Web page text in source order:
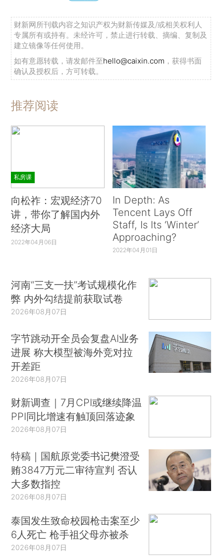
财新网所刊载内容之知识产权为财新传媒及/或相关权利人
专属所有或持有。未经许可，禁止进行转载、摘编、复制及
建立镜像等任何使用。
如有意愿转载，请发邮件至hello@caixin.com ，获得书面
确认及授权后，方可转载。
推荐阅读
私房课
向松祚：宏观经济70
讲，带你了解国内外
经济大局
2022年04月06日
In Depth: As
Tencent Lays Off
Staff, Is Its ‘Winter’
Approaching?
2022年04月01日
河南“三支一扶”考试规模化作
弊 内外勾结提前获取试卷
2026年08月07日
字节跳动开全员会复盘AI业务
进展 称大模型被海外竞对拉
开差距
2026年08月07日
财新调查｜7月CPI或继续降温
PPI同比增速有触顶回落迹象
2026年08月07日
特稿｜国航原党委书记樊澄受
贿3847万元二审待宣判 否认
大多数指控
2026年08月07日
泰国发生致命校园枪击案至少
6人死亡 枪手祖父母亦被杀
2026年08月07日